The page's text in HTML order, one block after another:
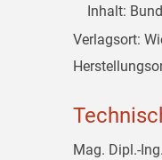
Inhalt:
Verlagsort:
Mag. Dipl.-